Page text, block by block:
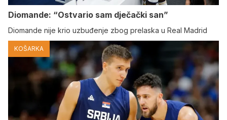
Diomande: “Ostvario sam dječački san”
Diomande nije krio uzbuđenje zbog prelaska u Real Madrid
KOŠARKA